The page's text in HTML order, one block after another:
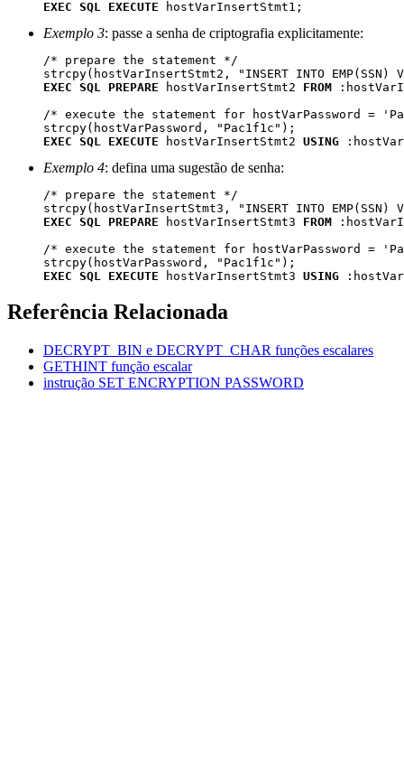
EXEC SQL EXECUTE hostVarInsertStmt1;
Exemplo 3: passe a senha de criptografia explicitamente:
/* prepare the statement */
EXEC SQL PREPARE hostVarInsertStmt2 FROM
/* execute the statement for hostVarPassword =
EXEC SQL EXECUTE hostVarInsertStmt2 USING
Exemplo 4: defina uma sugestão de senha:
/* prepare the statement */
EXEC SQL PREPARE hostVarInsertStmt3 FROM
/* execute the statement for hostVarPassword =
EXEC SQL EXECUTE hostVarInsertStmt3 USING
Referência Relacionada
DECRYPT_BIN e DECRYPT_CHAR funções escalares
GETHINT função escalar
instrução SET ENCRYPTION PASSWORD